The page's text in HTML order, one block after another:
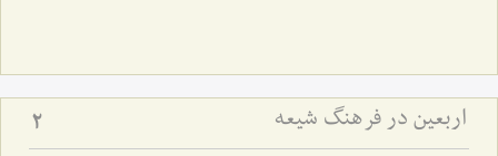
اربعین در فرهنگ شیعه 2